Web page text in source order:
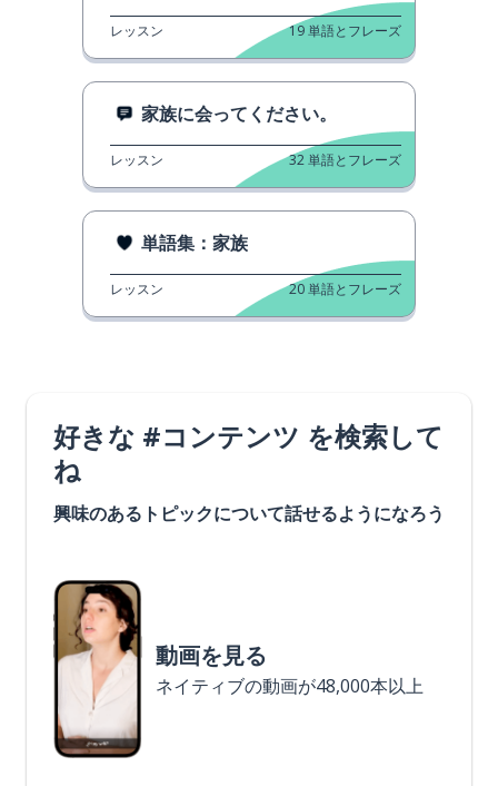
レッスン 19単語とフレーズ
家族に会ってください。
レッスン 32単語とフレーズ
単語集：家族
レッスン 20単語とフレーズ
好きな #コンテンツ を検索して
ね
興味のあるトピックについて話せるようになろう
動画を見る
ネイティブの動画が48,000本以上